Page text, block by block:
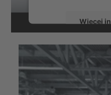
Więcej
powered by